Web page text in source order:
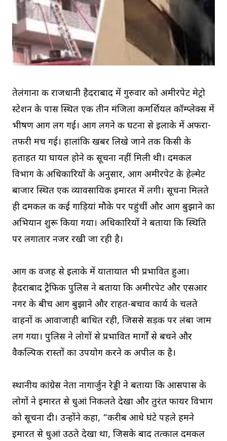
तेलंगाना की राजधानी हैदराबाद में गुरुवार को अमीरपेट मेट्रो
स्टेशन के पास स्थित एक तीन मंजिला कमर्शियल कॉम्प्लेक्स में
भीषण आग लग गई। आग लगने की घटना से इलाके में अफरा-
तफरी मच गई। हालांकि खबर लिखे जाने तक किसी के
हताहत या घायल होने की सूचना नहीं मिली थी। दमकल
विभाग के अधिकारियों के अनुसार, आग अमीरपेट के हेल्मेट
बाजार स्थित एक व्यावसायिक इमारत में लगी। सूचना मिलते
ही दमकल की कई गाड़ियां मौके पर पहुंचीं और आग बुझाने का
अभियान शुरू किया गया। अधिकारियों ने बताया कि स्थिति
पर लगातार नजर रखी जा रही है।
आग की वजह से इलाके में यातायात भी प्रभावित हुआ।
हैदराबाद ट्रैफिक पुलिस ने बताया कि अमीरपेट और एसआर
नगर के बीच आग बुझाने और राहत-बचाव कार्य के चलते
वाहनों की आवाजाही बाधित रही, जिससे सड़क पर लंबा जाम
लग गया। पुलिस ने लोगों से प्रभावित मार्गों से बचने और
वैकल्पिक रास्तों का उपयोग करने की अपील की है।
स्थानीय कांग्रेस नेता नागार्जुन रेड्डी ने बताया कि आसपास के
लोगों ने इमारत से धुआं निकलते देखा और तुरंत फायर विभाग
को सूचना दी। उन्होंने कहा, “करीब आधे घंटे पहले हमने
इमारत से धुआं उठते देखा था, जिसके बाद तत्काल दमकल